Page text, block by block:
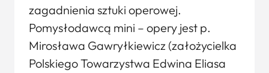
zagadnienia sztuki operowej.
Pomysłodawcą mini – opery jest p.
Mirosława Gawryłkiewicz (założycielka
Polskiego Towarzystwa Edwina Eliasa